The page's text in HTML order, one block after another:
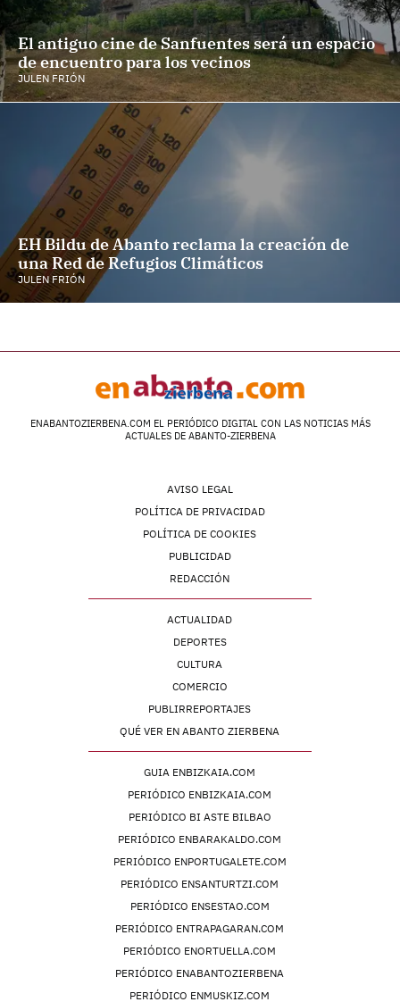
El antiguo cine de Sanfuentes será un espacio
de encuentro para los vecinos
JULEN FRIÓN
EH Bildu de Abanto reclama la creación de
una Red de Refugios Climáticos
JULEN FRIÓN
ENABANTOZIERBENA.COM EL PERIÓDICO DIGITAL CON LAS NOTICIAS MÁS
ACTUALES DE ABANTO-ZIERBENA
AVISO LEGAL
POLÍTICA DE PRIVACIDAD
POLÍTICA DE COOKIES
PUBLICIDAD
REDACCIÓN
ACTUALIDAD
DEPORTES
CULTURA
COMERCIO
PUBLIRREPORTAJES
QUÉ VER EN ABANTO ZIERBENA
GUIA ENBIZKAIA.COM
PERIÓDICO ENBIZKAIA.COM
PERIÓDICO BI ASTE BILBAO
PERIÓDICO ENBARAKALDO.COM
PERIÓDICO ENPORTUGALETE.COM
PERIÓDICO ENSANTURTZI.COM
PERIÓDICO ENSESTAO.COM
PERIÓDICO ENTRAPAGARAN.COM
PERIÓDICO ENORTUELLA.COM
PERIÓDICO ENABANTOZIERBENA
PERIÓDICO ENMUSKIZ.COM